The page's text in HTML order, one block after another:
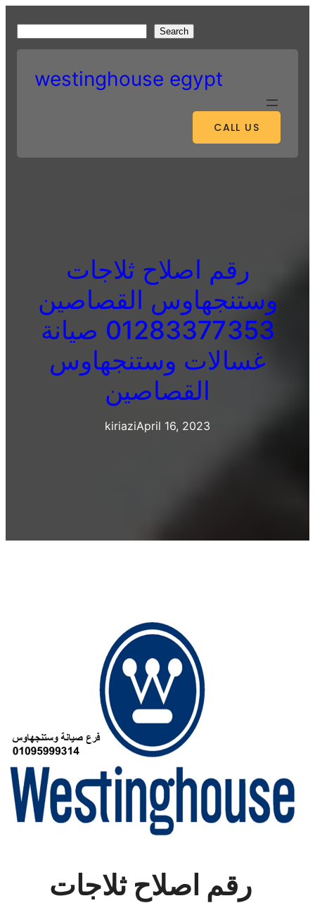
content
e
Search
westinghouse egypt
CALL US
رقم اصلاح ثلاجات
وستنجهاوس القصاصين
01283377353 صيانة
غسالات وستنجهاوس
القصاصين
kiriaziApril 16, 2023
رقم اصلاح ثلاجات